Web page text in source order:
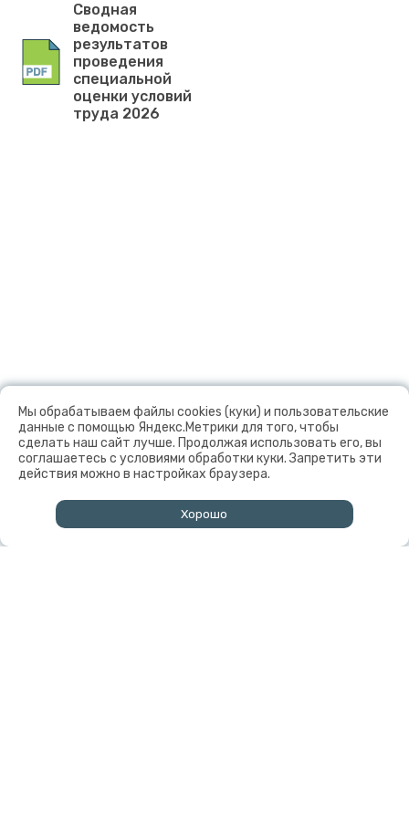
Сводная
ведомость
результатов
проведения
специальной
оценки условий
труда 2026
Мы обрабатываем файлы cookies (куки) и пользовательские
данные с помощью Яндекс.Метрики для того, чтобы
сделать наш сайт лучше. Продолжая использовать его, вы
соглашаетесь с условиями обработки куки. Запретить эти
действия можно в настройках браузера.
Хорошо